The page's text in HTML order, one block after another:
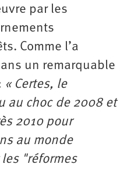
par les
Comme l’a
un remarquable
« Certes, le
au choc de 2008 et
2010 pour
au monde
"réformes